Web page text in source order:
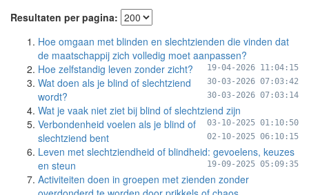
Resultaten per pagina:
Hoe omgaan met blinden en slechtzienden die vinden dat
de maatschappij zich volledig moet aanpassen?
19-04-2026 11:04:15
Hoe zelfstandig leven zonder zicht?
30-03-2026 07:03:42
Wat doen als je blind of slechtziend
wordt?
30-03-2026 07:03:14
Wat je vaak niet ziet bij blind of slechtziend zijn
03-10-2025 01:10:50
Verbondenheid voelen als je blind of
slechtziend bent
02-10-2025 06:10:15
Leven met slechtziendheid of blindheid: gevoelens, keuzes
en steun
19-09-2025 05:09:35
Activiteiten doen in groepen met zienden zonder